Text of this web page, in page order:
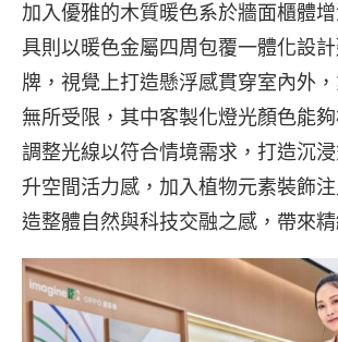
加入優雅的木質暖色系於牆面櫃體
具則以暖色金屬四周包覆一體化設
牌，視覺上打造懸浮感貫穿室內外
無所受限，其中客製化燈光顏色能
調整光線以符合情境需求，打造沉
升空間活力感，加入植物元素裝飾
造整體自然與科技交融之感，帶來精